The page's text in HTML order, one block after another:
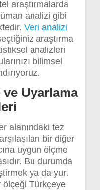
araştırmalarda
analizi gibi
Veri analizi
araştırma
analizleri
bilimsel
Uyarlama
alanındaki tez
bir diğer
uygun ölçme
Bu durumda
ya da yurt
ölçeği Türkçeye